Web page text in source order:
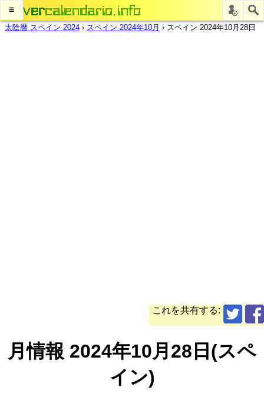
≡
太陰暦 スペイン 2024 › スペイン 2024年10月 › スペイン 2024年10月28日
これを共有する:
月情報 2024年10月28日(スペ
イン)